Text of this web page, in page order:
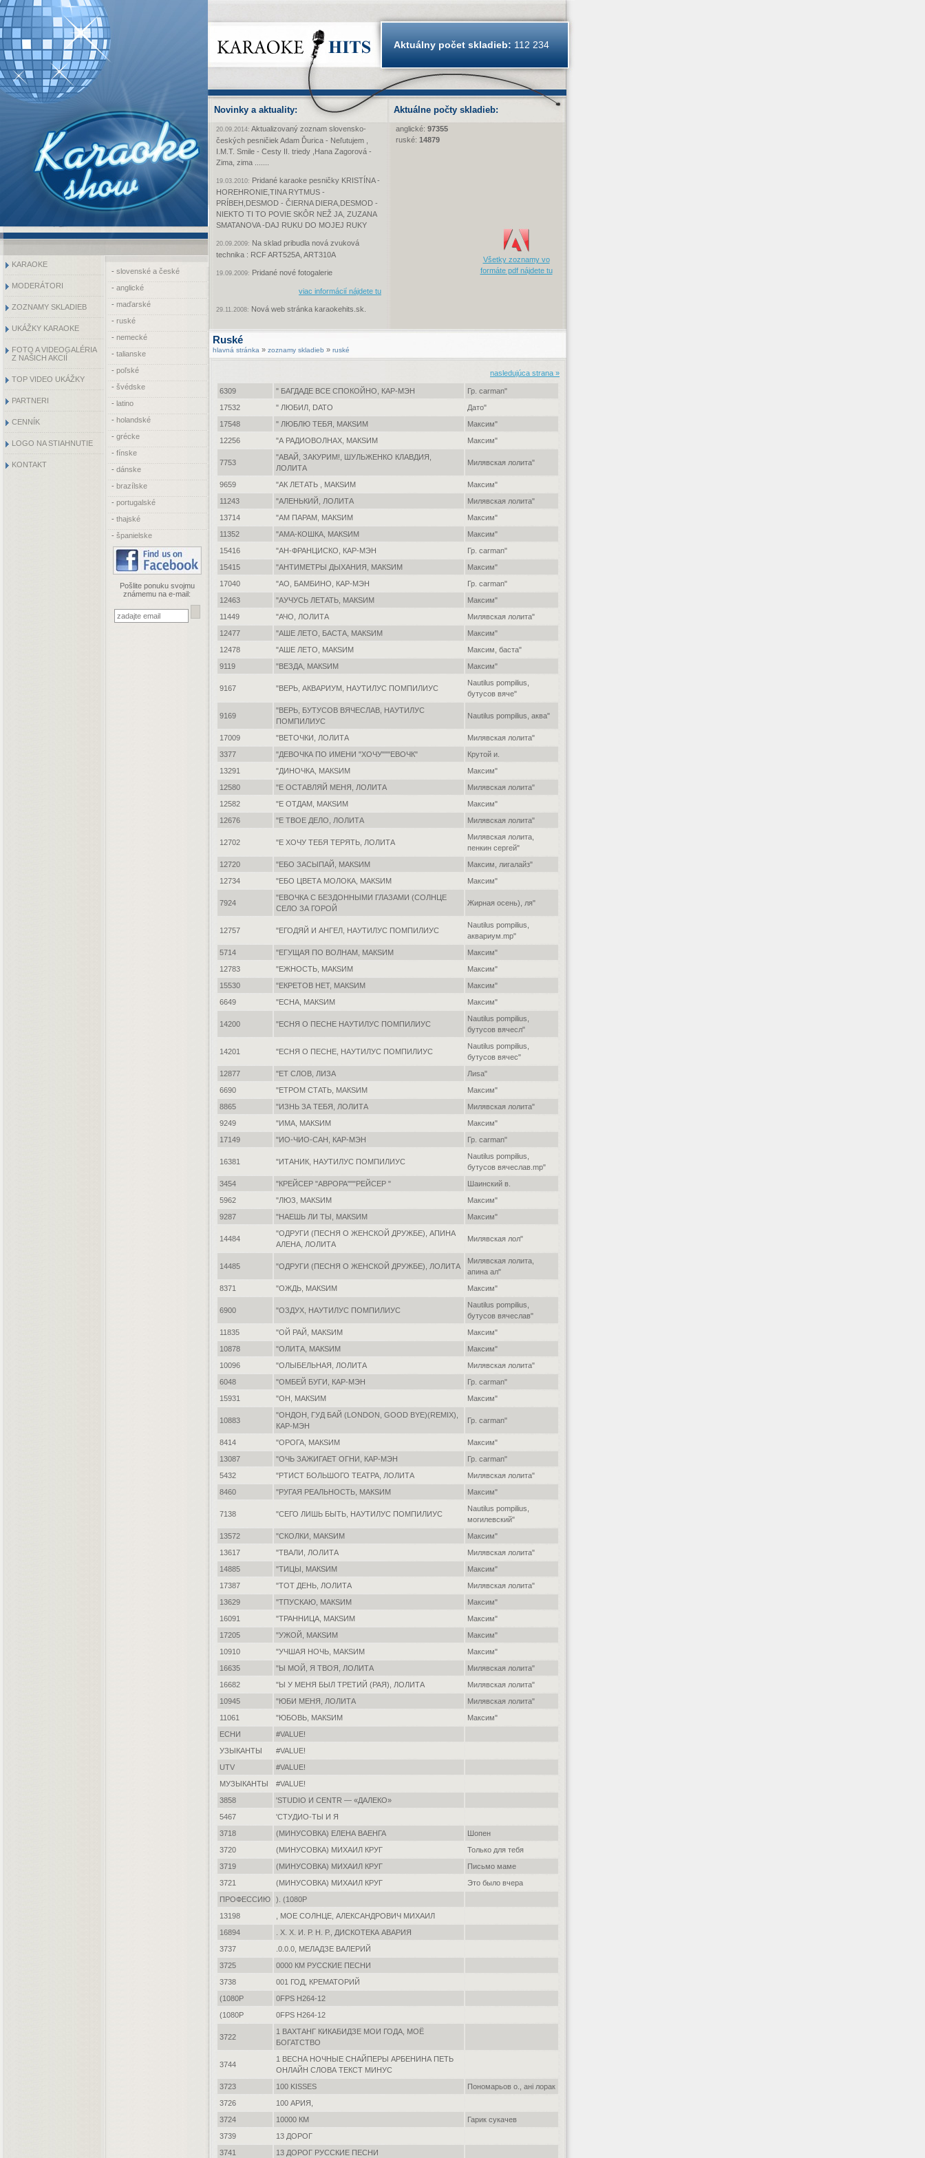
KARAOKE
MODERÁTORI
ZOZNAMY SKLADIEB
UKÁŽKY KARAOKE
FOTO A VIDEOGALÉRIA
Z NAŠICH AKCIÍ
TOP VIDEO UKÁŽKY
PARTNERI
CENNÍK
LOGO NA STIAHNUTIE
KONTAKT
- slovenské a české
- anglické
- maďarské
- ruské
- nemecké
- talianske
- poľské
- švédske
- latino
- holandské
- grécke
- fínske
- dánske
- brazílske
- portugalské
- thajské
- španielske
Pošlite ponuku svojmu
známemu na e-mail:
Aktuálny počet skladieb: 112 234
Novinky a aktuality: Aktuálne počty skladieb:
20.09.2014: Aktualizovaný zoznam slovensko-
českých pesničiek Adam Ďurica - Neľutujem ,
I.M.T. Smile - Cesty II. triedy ,Hana Zagorová -
Zima, zima .......
19.03.2010: Pridané karaoke pesničky KRISTÍNA -
HOREHRONIE,TINA RYTMUS -
PRÍBEH,DESMOD - ČIERNA DIERA,DESMOD -
NIEKTO TI TO POVIE SKÔR NEŽ JA, ZUZANA
SMATANOVA -DAJ RUKU DO MOJEJ RUKY
20.09.2009: Na sklad pribudla nová zvuková
technika : RCF ART525A, ART310A
19.09.2009: Pridané nové fotogalerie
viac informácií nájdete tu
29.11.2008: Nová web stránka karaokehits.sk.
Všetky zoznamy vo
formáte pdf nájdete tu
anglické: 97355
ruské: 14879
Ruské
hlavná stránka » zoznamy skladieb » ruské
nasledujúca strana »
6309 " БАГДАДЕ ВСЕ СПОКОЙНО, КАР-МЭН
Гр. carman"
17532
" ЛЮБИЛ, DATO
Дато"
17548
" ЛЮБЛЮ ТЕБЯ, МАКSИМ
Максим"
12256
"А РАДИОВОЛНАХ, МАКSИМ Максим"
7753
"АВАЙ, ЗАКУРИМ!, ШУЛЬЖЕНКО КЛАВДИЯ,
ЛОЛИТА
Милявская лолита"
9659 "АК ЛЕТАТЬ , МАКSИМ
Максим"
11243
"АЛЕНЬКИЙ, ЛОЛИТА
Милявская лолита"
13714
"АМ ПАРАМ, МАКSИМ
Максим"
11352
"АМА-КОШКА, МАКSИМ
Максим"
15416
"АН-ФРАНЦИСКО, КАР-МЭН
Гр. carman"
15415
"АНТИМЕТРЫ ДЫХАНИЯ, МАКSИМ
Максим"
17040
"АО, БАМБИНО, КАР-МЭН
Гр. carman"
12463
"АУЧУСЬ ЛЕТАТЬ, МАКSИМ
Максим"
11449
"АЧО, ЛОЛИТА
Милявская лолита"
12477
"АШЕ ЛЕТО, БАСТА, МАКSИМ
Максим"
12478
"АШЕ ЛЕТО, МАКSИМ
Максим, баста"
9119
"ВЕЗДА, МАКSИМ Максим"
9167 "ВЕРЬ, АКВАРИУМ, НАУТИЛУС ПОМПИЛИУС
Nautilus pompilius,
бутусов вяче"
9169
"ВЕРЬ, БУТУСОВ ВЯЧЕСЛАВ, НАУТИЛУС
ПОМПИЛИУС
Nautilus pompilius, аква"
17009 "ВЕТОЧКИ, ЛОЛИТА
Милявская лолита"
3377
"ДЕВОЧКА ПО ИМЕНИ "ХОЧУ"""ЕВОЧК"
Крутой и.
13291
"ДИНОЧКА, МАКSИМ
Максим"
12580
"Е ОСТАВЛЯЙ МЕНЯ, ЛОЛИТА
Милявская лолита"
12582
"Е ОТДАМ, МАКSИМ
Максим"
12676
"Е ТВОЕ ДЕЛО, ЛОЛИТА Милявская лолита"
12702 "Е ХОЧУ ТЕБЯ ТЕРЯТЬ, ЛОЛИТА
Милявская лолита,
пенкин сергей"
12720
"ЕБО ЗАСЫПАЙ, МАКSИМ
Максим, лигалайз"
12734
"ЕБО ЦВЕТА МОЛОКА, МАКSИМ Максим"
7924
"ЕВОЧКА С БЕЗДОННЫМИ ГЛАЗАМИ (СОЛНЦЕ
СЕЛО ЗА ГОРОЙ
Жирная осень), ля"
12757 "ЕГОДЯЙ И АНГЕЛ, НАУТИЛУС ПОМПИЛИУС
Nautilus pompilius,
аквариум.mp"
5714
"ЕГУЩАЯ ПО ВОЛНАМ, МАКSИМ
Максим"
12783
"ЕЖНОСТЬ, МАКSИМ
Максим"
15530
"ЕКРЕТОВ НЕТ, МАКSИМ
Максим"
6649
"ЕСНА, МАКSИМ Максим"
14200 "ЕСНЯ О ПЕСНЕ НАУТИЛУС ПОМПИЛИУС
Nautilus pompilius,
бутусов вячесл"
14201 "ЕСНЯ О ПЕСНЕ, НАУТИЛУС ПОМПИЛИУС
Nautilus pompilius,
бутусов вячес"
12877
"ЕТ СЛОВ, ЛИЗА
Лиsa"
6690
"ЕТРОМ СТАТЬ, МАКSИМ
Максим"
8865
"ИЗНЬ ЗА ТЕБЯ, ЛОЛИТА
Милявская лолита"
9249
"ИМА, МАКSИМ
Максим"
17149
"ИО-ЧИО-САН, КАР-МЭН Гр. carman"
16381 "ИТАНИК, НАУТИЛУС ПОМПИЛИУС
Nautilus pompilius,
бутусов вячеслав.mp"
3454
"КРЕЙСЕР "АВРОРА"""РЕЙСЕР "
Шаинский в.
5962
"ЛЮЗ, МАКSИМ
Максим"
9287
"НАЕШЬ ЛИ ТЫ, МАКSИМ Максим"
14484
"ОДРУГИ (ПЕСНЯ О ЖЕНСКОЙ ДРУЖБЕ), АПИНА
АЛЕНА, ЛОЛИТА
Милявская лол"
14485 "ОДРУГИ (ПЕСНЯ О ЖЕНСКОЙ ДРУЖБЕ), ЛОЛИТА
Милявская лолита,
апина ал"
8371
"ОЖДЬ, МАКSИМ Максим"
6900 "ОЗДУХ, НАУТИЛУС ПОМПИЛИУС
Nautilus pompilius,
бутусов вячеслав"
11835
"ОЙ РАЙ, МАКSИМ
Максим"
10878
"ОЛИТА, МАКSИМ
Максим"
10096
"ОЛЫБЕЛЬНАЯ, ЛОЛИТА
Милявская лолита"
6048
"ОМБЕЙ БУГИ, КАР-МЭН
Гр. carman"
15931
"ОН, МАКSИМ Максим"
10883
"ОНДОН, ГУД БАЙ (LONDON, GOOD BYE)(REMIX),
КАР-МЭН
Гр. carman"
8414 "ОРОГА, МАКSИМ
Максим"
13087
"ОЧЬ ЗАЖИГАЕТ ОГНИ, КАР-МЭН
Гр. carman"
5432
"РТИСТ БОЛЬШОГО ТЕАТРА, ЛОЛИТА
Милявская лолита"
8460
"РУГАЯ РЕАЛЬНОСТЬ, МАКSИМ Максим"
7138 "СЕГО ЛИШЬ БЫТЬ, НАУТИЛУС ПОМПИЛИУС
Nautilus pompilius,
могилевский"
13572
"СКОЛКИ, МАКSИМ
Максим"
13617
"ТВАЛИ, ЛОЛИТА
Милявская лолита"
14885
"ТИЦЫ, МАКSИМ
Максим"
17387
"ТОТ ДЕНЬ, ЛОЛИТА
Милявская лолита"
13629
"ТПУСКАЮ, МАКSИМ
Максим"
16091
"ТРАННИЦА, МАКSИМ
Максим"
17205
"УЖОЙ, МАКSИМ
Максим"
10910
"УЧШАЯ НОЧЬ, МАКSИМ
Максим"
16635
"Ы МОЙ, Я ТВОЯ, ЛОЛИТА
Милявская лолита"
16682
"Ы У МЕНЯ БЫЛ ТРЕТИЙ (РАЯ), ЛОЛИТА
Милявская лолита"
10945
"ЮБИ МЕНЯ, ЛОЛИТА
Милявская лолита"
11061
"ЮБОВЬ, МАКSИМ
Максим"
ЕСНИ
#VALUE!
УЗЫКАНТЫ
#VALUE!
UTV
#VALUE!
МУЗЫКАНТЫ
#VALUE!
3858
'STUDIO И CENTR — «ДАЛЕКО»
5467
'СТУДИО-ТЫ И Я
3718
(МИНУСОВКА) ЕЛЕНА ВАЕНГА
Шопен
3720
(МИНУСОВКА) МИХАИЛ КРУГ
Только для тебя
3719
(МИНУСОВКА) МИХАИЛ КРУГ
Письмо маме
3721
(МИНУСОВКА) МИХАИЛ КРУГ
Это было вчера
ПРОФЕССИЮ
). (1080P
13198
, МОЕ СОЛНЦЕ, АЛЕКСАНДРОВИЧ МИХАИЛ
16894
. Х. Х. И. Р. Н. Р., ДИСКОТЕКА АВАРИЯ
3737
.0.0.0, МЕЛАДЗЕ ВАЛЕРИЙ
3725
0000 КМ РУССКИЕ ПЕСНИ
3738
001 ГОД, КРЕМАТОРИЙ
(1080P
0FPS H264-12
(1080P
0FPS H264-12
3722
1 ВАХТАНГ КИКАБИДЗЕ МОИ ГОДА, МОЁ
БОГАТСТВО
3744
1 ВЕСНА НОЧНЫЕ СНАЙПЕРЫ АРБЕНИНА ПЕТЬ
ОНЛАЙН СЛОВА ТЕКСТ МИНУС
3723
100 KISSES
Пономарьов о., ані лорак
3726
100 АРИЯ,
3724
10000 КМ
Гарик сукачев
3739
13 ДОРОГ
3741
13 ДОРОГ РУССКИЕ ПЕСНИ